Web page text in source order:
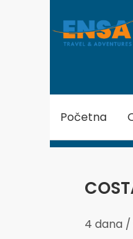
Početna
4 dana /